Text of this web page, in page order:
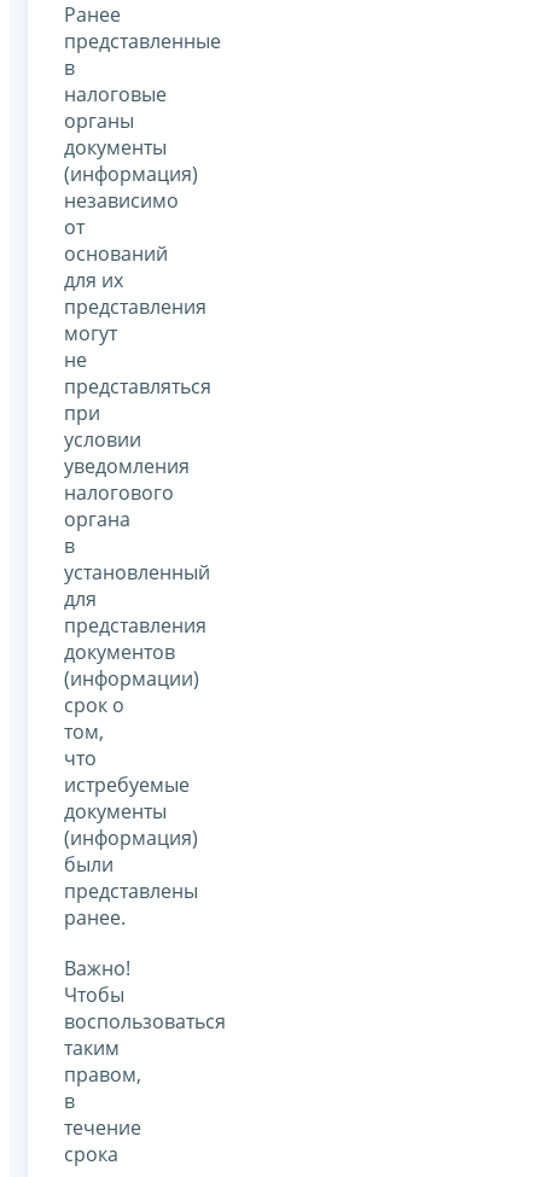
Ранее
представленные
в
налоговые
органы
документы
(информация)
независимо
от
оснований
для их
представления
могут
не
представляться
при
условии
уведомления
налогового
органа
в
установленный
для
представления
документов
(информации)
срок о
том,
что
истребуемые
документы
(информация)
были
представлены
ранее.
Важно!
Чтобы
воспользоваться
таким
правом,
в
течение
срока